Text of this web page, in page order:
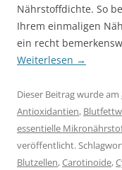
Nährstoffdichte. So
Ihrem einmaligen
ein recht
Weiterlesen →
Dieser Beitrag wurde am
Antioxidantien,
essentielle
veröffentlicht.
Blutzellen,Carotinoide,